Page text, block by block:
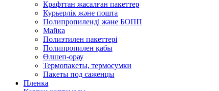
Крафттан жасалған пакеттер
Курьерлік және пошта
Полипропиленді және БОПП
Майка
Полиэтилен пакеттері
Полипропилен қабы
Өлшеп-орау
Термопакеты, термосумки
Пакеты под саженцы
Пленка